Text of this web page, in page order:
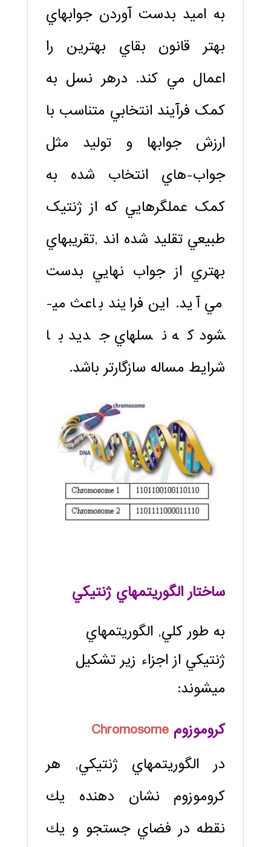
به اميد بدست آوردن جوابهاي
بهتر قانون بقاي بهترين را
اعمال مي کند. درهر نسل به
کمک فرآيند انتخابي متناسب با
ارزش جواب­ها و توليد مثل
جواب-هاي انتخاب شده به
کمک عملگرهايي که از ژنتيک
طبيعي تقليد شده­ اند ,تقريب­هاي
بهتري از جواب نهايي بدست
مي­ آيد. اين فرايند باعث مي­
شود که نسلهاي جديد با
شرايط مساله سازگارتر باشد.
ساختار الگوريتم‏هاي ژنتيكي
به طور كلي, الگوريتم‏هاي
ژنتيكي از اجزاء زير تشكيل
مي‏شوند:
كروموزوم Chromosome
در الگوريتم‏هاي ژنتيكي, هر
كروموزوم نشان دهنده يك
نقطه در فضاي جستجو و يك